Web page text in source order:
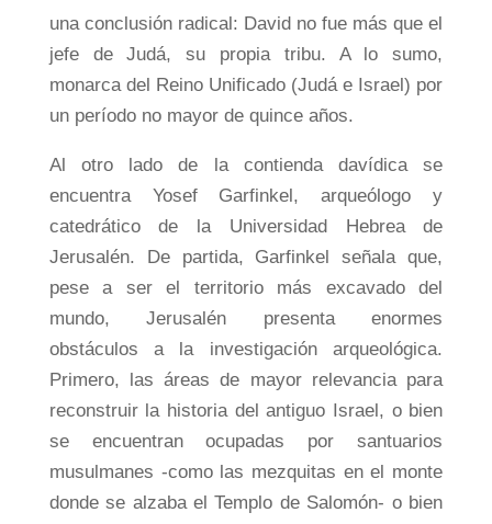
una conclusión radical: David no fue más que el
jefe de Judá, su propia tribu. A lo sumo,
monarca del Reino Unificado (Judá e Israel) por
un período no mayor de quince años.
Al otro lado de la contienda davídica se
encuentra Yosef Garfinkel, arqueólogo y
catedrático de la Universidad Hebrea de
Jerusalén. De partida, Garfinkel señala que,
pese a ser el territorio más excavado del
mundo, Jerusalén presenta enormes
obstáculos a la investigación arqueológica.
Primero, las áreas de mayor relevancia para
reconstruir la historia del antiguo Israel, o bien
se encuentran ocupadas por santuarios
musulmanes -como las mezquitas en el monte
donde se alzaba el Templo de Salomón- o bien